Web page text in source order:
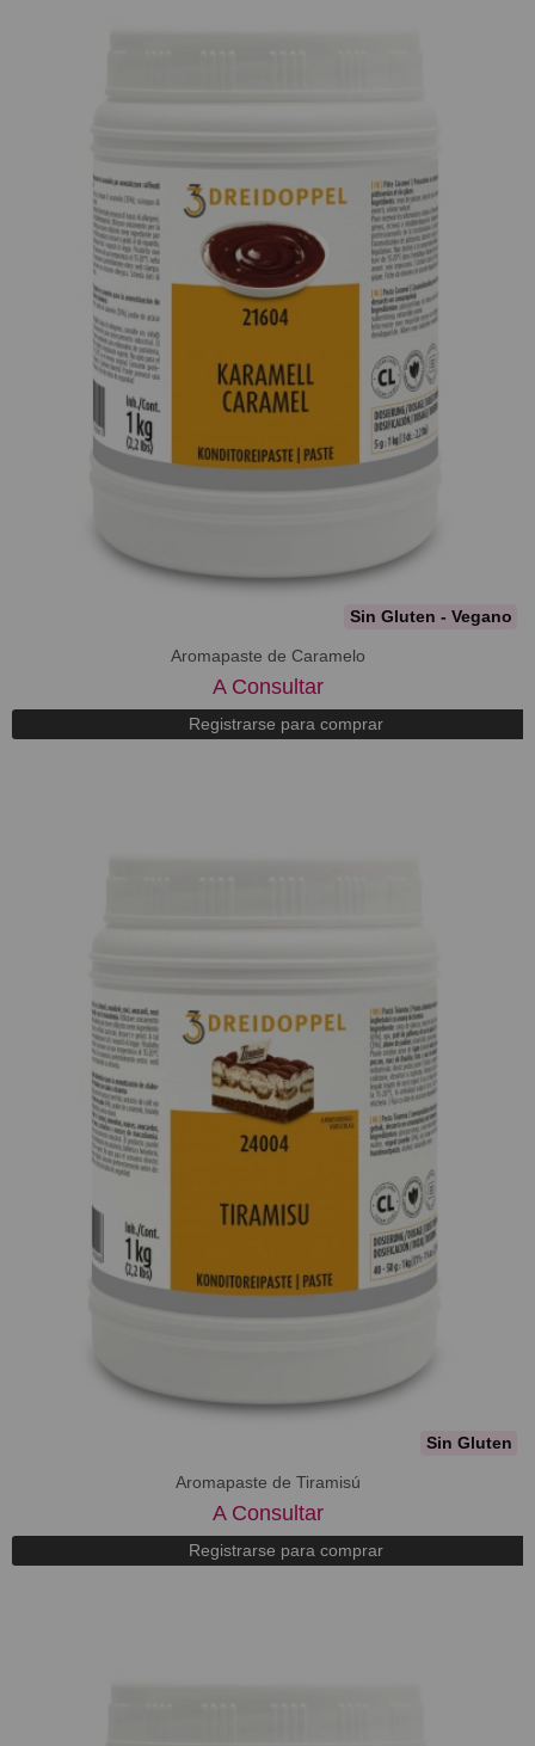
Sin Gluten - Vegano
Aromapaste de Caramelo
A Consultar
Registrarse para comprar
Sin Gluten
Aromapaste de Tiramisú
A Consultar
Registrarse para comprar